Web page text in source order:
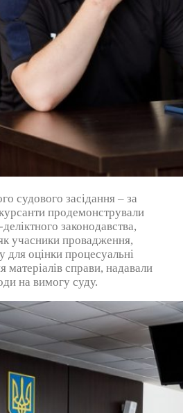
судового засідання – за
продемонстрували
законодавства,
учасники провадження,
для оцінки процесуальні
справи, надавали
на вимогу суду.